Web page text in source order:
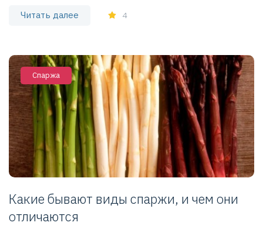
Читать далее 4
Спаржа
Какие бывают виды спаржи, и чем они
отличаются